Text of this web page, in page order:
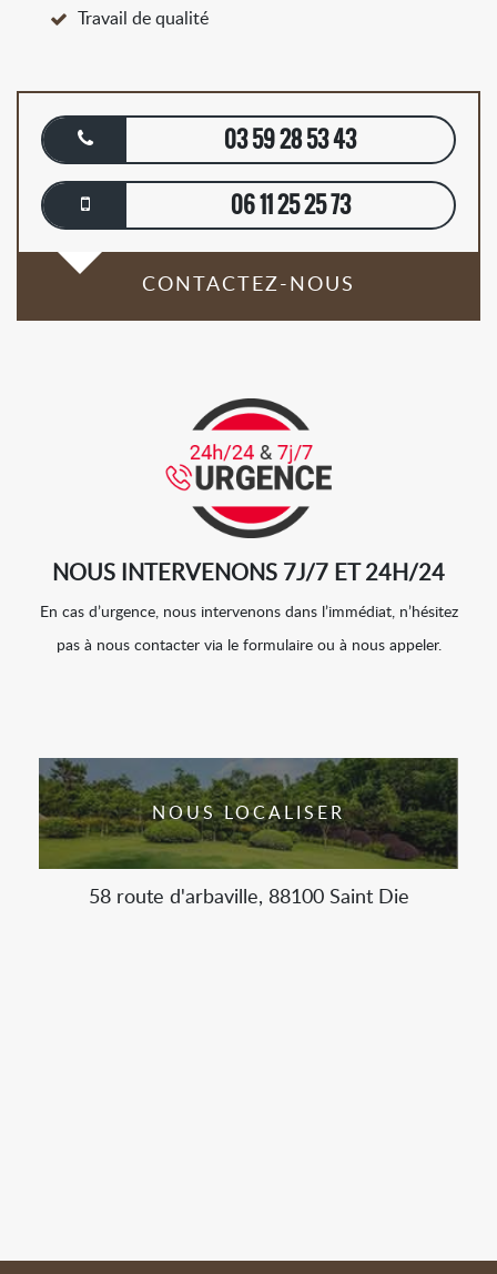
Travail de qualité
03 59 28 53 43
06 11 25 25 73
CONTACTEZ-NOUS
NOUS INTERVENONS 7J/7 ET 24H/24
En cas d’urgence, nous intervenons dans l’immédiat, n’hésitez
pas à nous contacter via le formulaire ou à nous appeler.
NOUS LOCALISER
58 route d'arbaville, 88100 Saint Die